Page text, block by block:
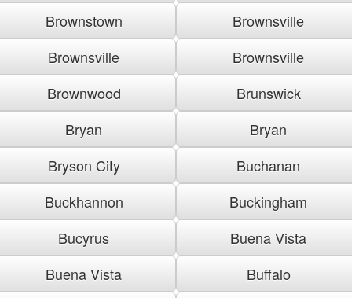
Brownstown
Brownsville
Brownsville
Brownsville
Brownwood
Brunswick
Bryan
Bryan
Bryson City
Buchanan
Buckhannon
Buckingham
Bucyrus
Buena Vista
Buena Vista
Buffalo